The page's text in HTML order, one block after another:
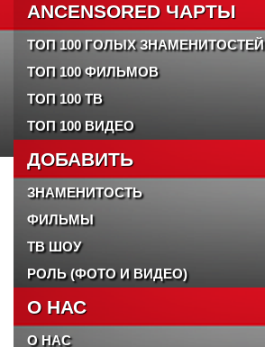
ANCENSORED ЧАРТЫ
ТОП 100 ГОЛЫХ ЗНАМЕНИТОСТЕЙ
ТОП 100 ФИЛЬМОВ
ТОП 100 ТВ
ТОП 100 ВИДЕО
ДОБАВИТЬ
ЗНАМЕНИТОСТЬ
ФИЛЬМЫ
ТВ ШОУ
РОЛЬ (ФОТО И ВИДЕО)
О НАС
О НАС